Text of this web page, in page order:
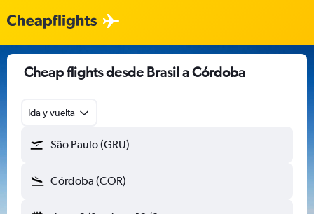
Cheap flights desde Brasil a Córdoba
Ida y vuelta
São Paulo (GRU)
Córdoba (COR)